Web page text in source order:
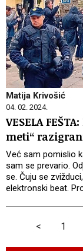
Matija Krivošić
04. 02. 2024.
VESELA
meti“
Već sam pomislio
sam se prevario.
se. Čuju se
elektronski beat.
< 1